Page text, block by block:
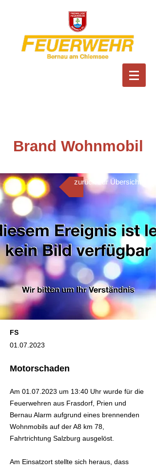
Feuerwehr Bernau am
Chiemsee
Brand Wohnmobil
FS
01.07.2023
Motorschaden
Am 01.07.2023 um 13:40 Uhr wurde für die
Feuerwehren aus Frasdorf, Prien und
Bernau Alarm aufgrund eines brennenden
Wohnmobils auf der A8 km 78,
Fahrtrichtung Salzburg ausgelöst.
Am Einsatzort stellte sich heraus, dass
zurück zur Übersicht